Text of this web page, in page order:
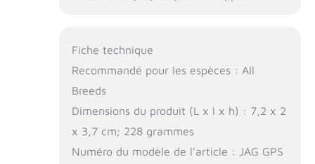
Fiche technique
Recommandé pour les espèces : All
Breeds
Dimensions du produit (L x l x h) : 7,2 x 2
x 3,7 cm; 228 grammes
Numéro du modèle de l’article : JAG GPS